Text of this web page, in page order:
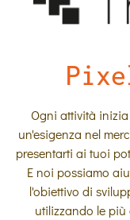
Ogni attività
un'esigenza nel
presentarti ai tuoi
E noi possiamo
l'obiettivo di
utilizzando le